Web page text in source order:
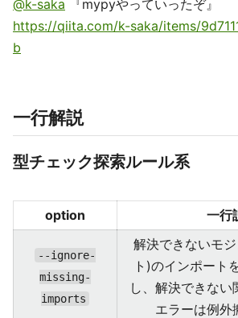
@k-saka 『mypyやっていったぞ』
https://qiita.com/k-saka/items/
b
一行解説
型チェック探索ルール系
option 一行
--ignore-
missing-
imports
解決できないモ
ト)のインポート
し、解決できない
エラーは例外